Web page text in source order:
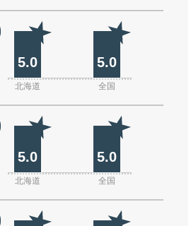
5.0 5.0
北海道 全国
5.0 5.0
北海道 全国